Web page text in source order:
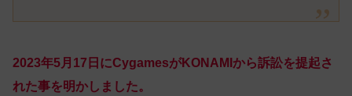
2023年5月17日にCygamesがKONAMIから訴訟を提起さ
れた事を明かしました。